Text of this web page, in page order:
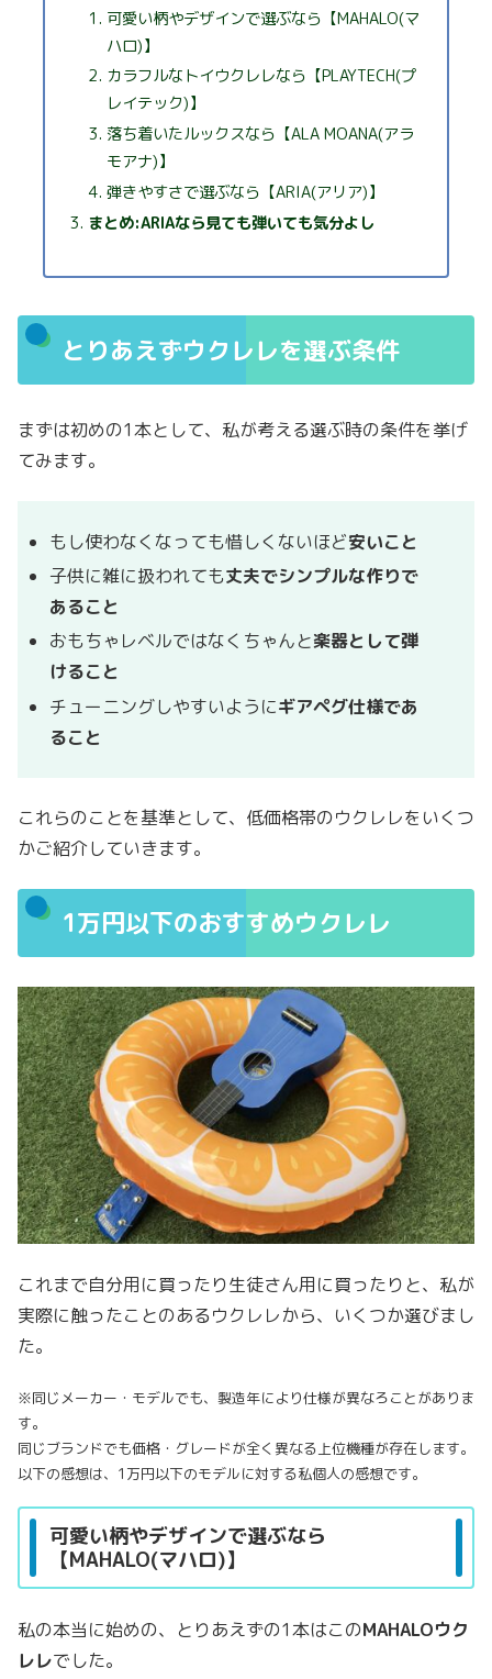
可愛い柄やデザインで選ぶなら【MAHALO(マ
ハロ)】
カラフルなトイウクレレなら【PLAYTECH(プ
レイテック)】
落ち着いたルックスなら【ALA MOANA(アラ
モアナ)】
弾きやすさで選ぶなら【ARIA(アリア)】
まとめ:ARIAなら見ても弾いても気分よし
とりあえずウクレレを選ぶ条件
まずは初めの1本として、私が考える選ぶ時の条件を挙げ
てみます。
もし使わなくなっても惜しくないほど安いこと
子供に雑に扱われても丈夫でシンプルな作りで
あること
おもちゃレベルではなくちゃんと楽器として弾
けること
チューニングしやすいようにギアペグ仕様であ
ること
これらのことを基準として、低価格帯のウクレレをいくつ
かご紹介していきます。
1万円以下のおすすめウクレレ
これまで自分用に買ったり生徒さん用に買ったりと、私が
実際に触ったことのあるウクレレから、いくつか選びまし
た。
※同じメーカー・モデルでも、製造年により仕様が異なろことがありま
す。
同じブランドでも価格・グレードが全く異なる上位機種が存在します。
以下の感想は、1万円以下のモデルに対する私個人の感想です。
可愛い柄やデザインで選ぶなら
【MAHALO(マハロ)】
私の本当に始めの、とりあえずの1本はこのMAHALOウク
レレでした。